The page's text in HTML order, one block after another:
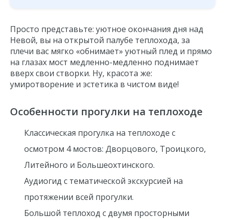
Просто представьте: уютное окончания дня над
Невой, вы на открытой палубе теплохода, за
плечи вас мягко «обнимает» уютный плед и прямо
на глазах мост медленно-медленно поднимает
вверх свои створки. Ну, красота же:
умиротворение и эстетика в чистом виде!
Особенности прогулки на теплоходе
Классическая прогулка на теплоходе с
осмотром 4 мостов: Дворцового, Троицкого,
Литейного и Большеохтинского.
Аудиогид с тематической экскурсией на
протяжении всей прогулки.
Большой теплоход с двумя просторными